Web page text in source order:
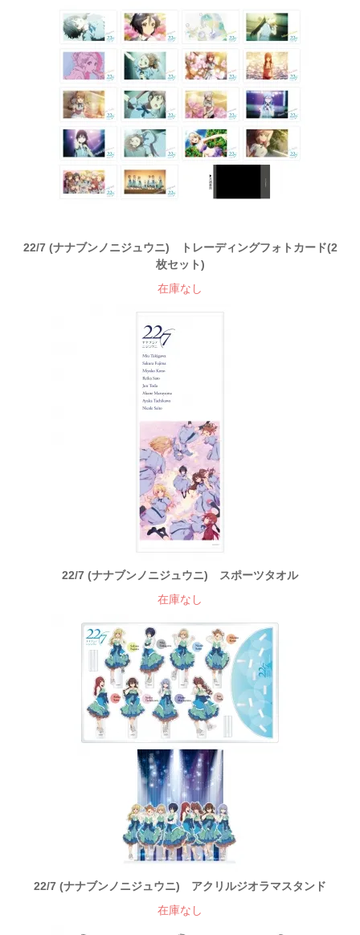
22/7 (ナナブンノニジュウニ) トレーディングフォトカード(2
枚セット)
在庫なし
22/7 (ナナブンノニジュウニ) スポーツタオル
在庫なし
22/7 (ナナブンノニジュウニ) アクリルジオラマスタンド
在庫なし